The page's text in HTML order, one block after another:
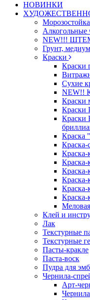
НОВИНКИ
Алкогольные
NEW!!!
Грунт,
Краски
Краски
Сухие
NEW!!
Краски
Краски
Краска
Краска-
Краска-
Краска-
Краска-
Краска-
Краска-
Клей и
Лак
Текстурные
Текстурные
Пасты-кракле
Паста-воск
Пудра для
Чернила-
Арт-